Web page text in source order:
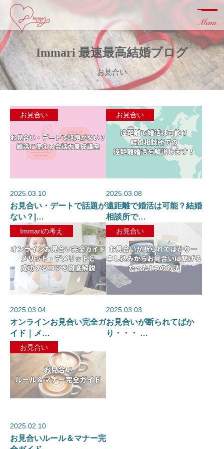
Immari 最速最高結婚ブログ
お見合い
お見合い
2025.03.10
お見合い・デートで話題が
ない？|…
お見合い
2025.03.08
遠距離で婚活は可能？結婚
相談所で…
Immariの考え
2025.03.04
オンラインお見合い完全ガ
イド｜メ…
お見合い
2025.03.03
お見合いが断られてばか
り・・・ …
お見合い
2025.02.10
お見合いルール＆マナー完